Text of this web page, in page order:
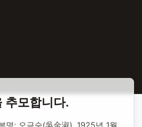
백난아) 가수
추모합니다.